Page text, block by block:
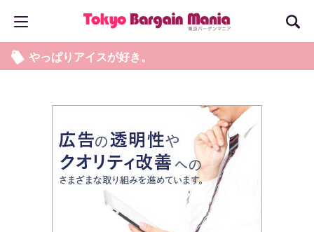
やっぱりアイスが好き。